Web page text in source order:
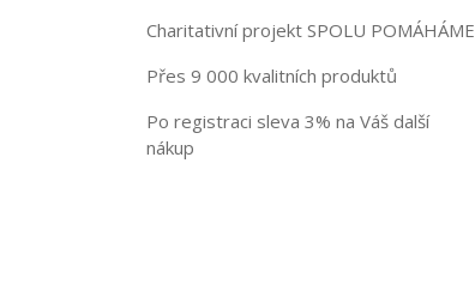
Charitativní projekt SPOLU POMÁHÁME
Přes 9 000 kvalitních produktů
Po registraci sleva 3% na Váš další
nákup